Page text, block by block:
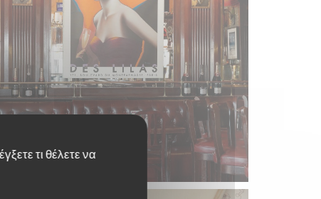
τι θέλετε να